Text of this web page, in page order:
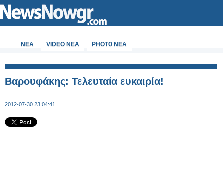
ΝΕΑ VIDEO NEA PHOTO NEA
Βαρουφάκης: Τελευταία ευκαιρία!
2012-07-30 23:04:41